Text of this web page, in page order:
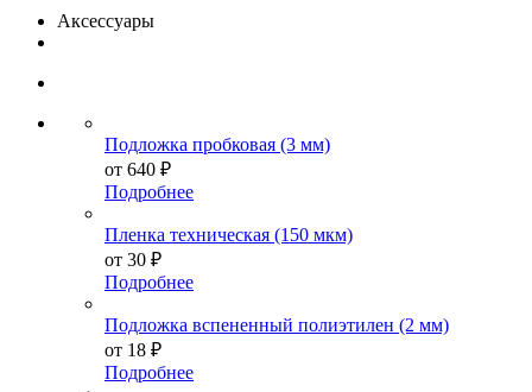
Аксессуары
Подложка пробковая (3 мм)
от 640 ₽
Подробнее
Пленка техническая (150 мкм)
от 30 ₽
Подробнее
Подложка вспененный полиэтилен (2 мм)
от 18 ₽
Подробнее